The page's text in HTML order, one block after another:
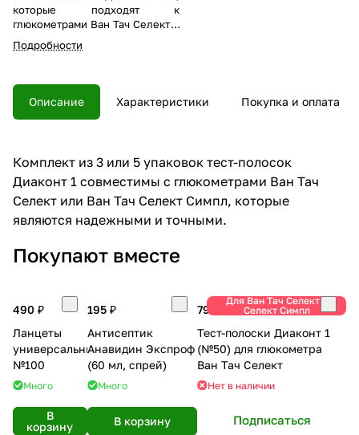
которые подходят к
глюкометрами Ван Тач Селект и
Селект Симпл.
Подробности
Описание Характеристики Покупка и оплата
Комплект из 3 или 5 упаковок тест-полосок
Диаконт 1 совместимы с глюкометрами Ван Тач
Селект или Ван Тач Селект Симпл, которые
являются надежными и точными.
Покупают вместе
490 ₽
Ланцеты
универсальные
№100
Много
В
корзину
195 ₽
Антисептик
Анавидин Экспроф
(60 мл, спрей)
Много
В корзину
Для Ван Тач Селект и
Селект Симпл
799 ₽
Тест-полоски Диаконт 1
(№50) для глюкометра
Ван Тач Селект
Нет в наличии
Подписаться